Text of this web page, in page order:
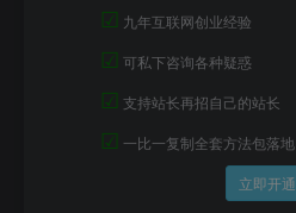
☑ 九年互联网创业经验
☑ 可私下咨询各种疑惑
☑ 支持站长再招自己的站长
☑ 一比一复制全套方法包落地
立即开通